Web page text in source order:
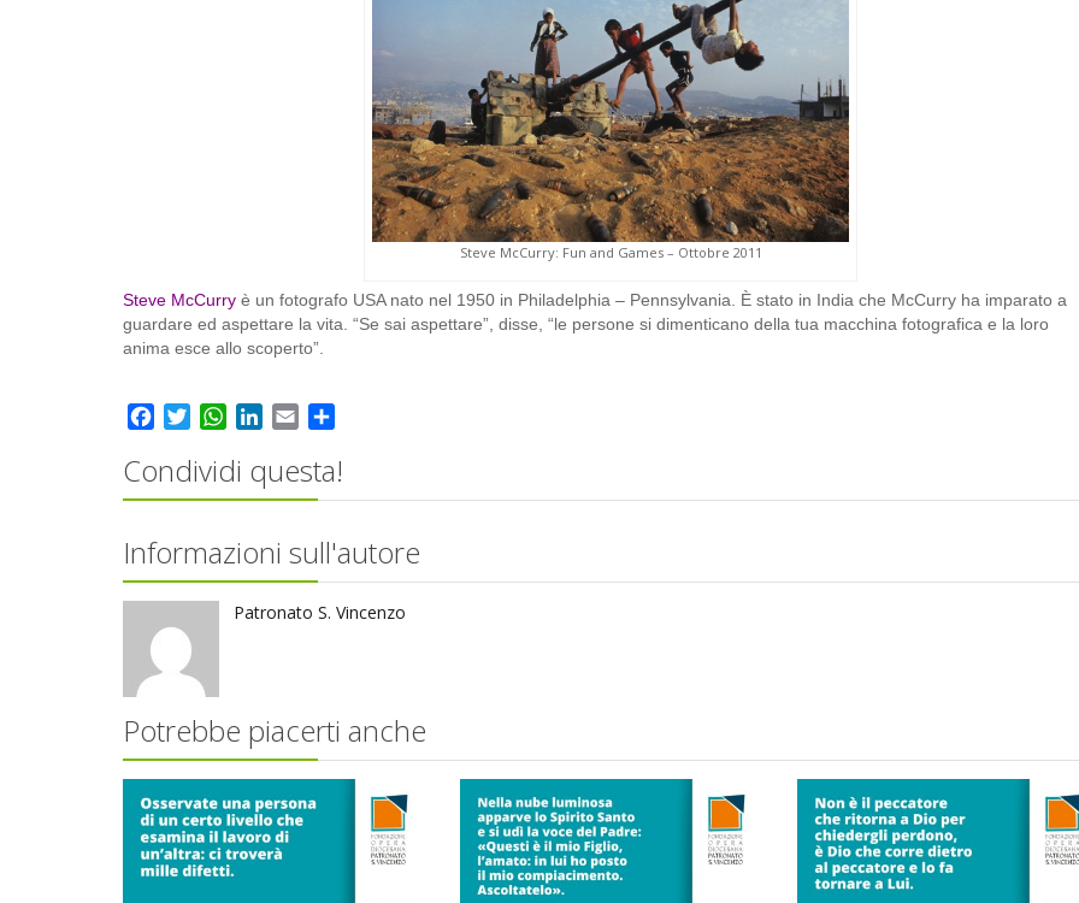
Steve McCurry: Fun and Games – Ottobre 2011
Steve McCurry è un fotografo USA nato nel 1950 in Philadelphia – Pennsylvania. È stato in India che McCurry ha imparato a
guardare ed aspettare la vita. “Se sai aspettare”, disse, “le persone si dimenticano della tua macchina fotografica e la loro
anima esce allo scoperto”.
FacebookTwitterWhatsApp
LinkedIn
Email
Condividi questa!
Informazioni sull'autore
Patronato S. Vincenzo
Potrebbe piacerti anche